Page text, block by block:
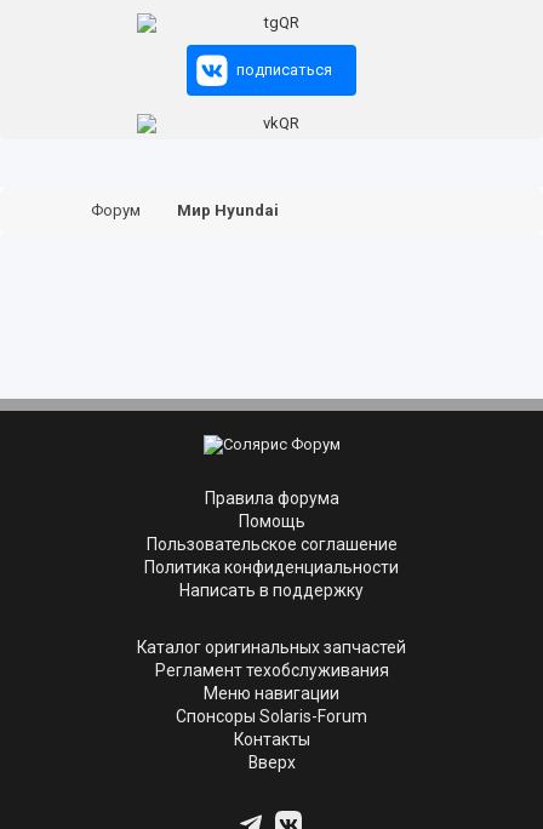
подписаться
Форум Мир Hyundai
Правила форума
Помощь
Пользовательское соглашение
Политика конфиденциальности
Написать в поддержку
Каталог оригинальных запчастей
Регламент техобслуживания
Меню навигации
Спонсоры Solaris-Forum
Контакты
Вверх